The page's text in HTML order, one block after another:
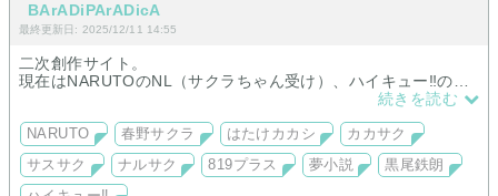
BArADiPArADicA
最終更新日: 2025/12/11 14:55
二次創作サイト。
現在はNARUTOのNL（サクラちゃん受け）、ハイキュー‼の黒
続きを読む
NARUTO 春野サクラ はたけカカシ
カカサク
サスサク
ナルサク 819プラス 夢小説
黒尾鉄朗